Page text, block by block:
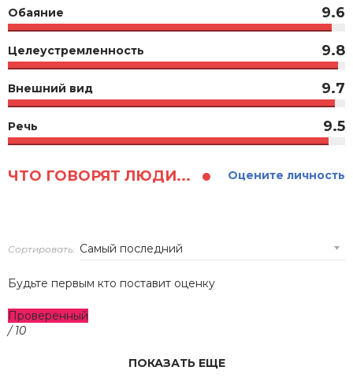
Обаяние 9.6
Целеустремленность 9.8
Внешний вид 9.7
Речь 9.5
ЧТО ГОВОРЯТ ЛЮДИ... Оцените личность
Сортировать:
Будьте первым кто поставит оценку
Проверенный
/ 10
ПОКАЗАТЬ ЕЩЕ